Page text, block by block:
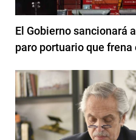
El Gobierno sancionará
paro portuario que